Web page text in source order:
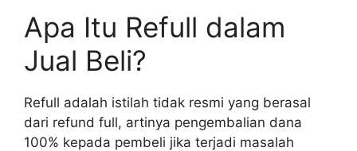
Apa Itu Refull dalam
Jual Beli?
Refull adalah istilah tidak resmi yang berasal
dari refund full, artinya pengembalian dana
100% kepada pembeli jika terjadi masalah